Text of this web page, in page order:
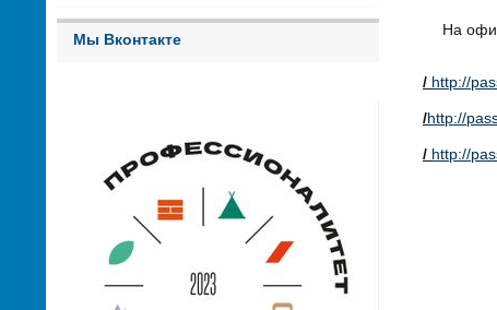
Мы Вконтакте
На
/ http://
/http://
/ http://